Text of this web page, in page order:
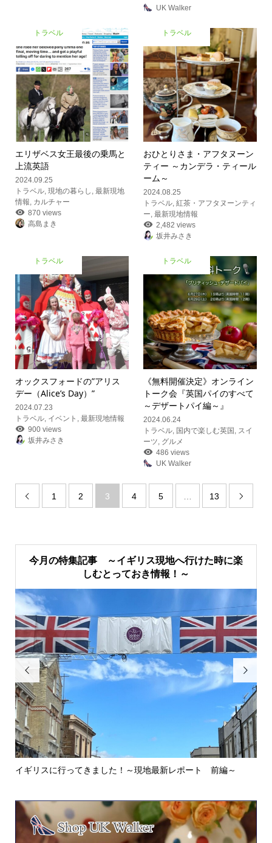
UK Walker
トラベル
エリザベス女王最後の乗馬と
上流英語
2024.09.25
トラベル, 現地の暮らし 最新現地
情報 カルチャー
870 views
高島まき
トラベル
おひとりさま・アフタヌーン
ティー ～カンデラ・ティール
ーム～
2024.08.25
トラベル ,紅茶・アフタヌーンティ
ー ,最新現地情報
2,482 views
坂井みさき
トラベル
オックスフォードの”アリス
デー（Alice’s Day）”
2024.07.23
トラベル, イベント , 最新現地情報
900 views
坂井みさき
トラベル
《無料開催決定》オンライン
トーク会『英国パイのすべて
～デザートパイ編～』
2024.06.24
トラベル, 国内で楽しむ英国 , スイ
ーツ, グルメ
486 views
UK Walker
 1 2 3 4 5 … 13 
今月の特集記事 ～イギリス現地へ行けた時に楽
しむとっておき情報！～

イギリスに行ってきました！～現地最新レポート 前編～
